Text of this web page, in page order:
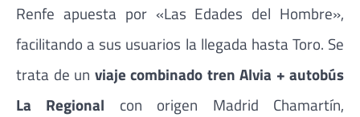
Renfe apuesta por «Las Edades del Hombre»,
facilitando a sus usuarios la llegada hasta Toro. Se
trata de un viaje combinado tren Alvia + autobús
La Regional con origen Madrid Chamartín,